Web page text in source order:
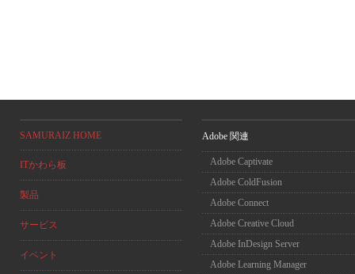
SAMURAIZ HOME
ITかわら板
製品
サービス
イベント
Adobe 関連
Adobe Captivate
Adobe ColdFusion
Adobe Connect
Adobe Creative Cloud
Adobe InDesign Server
Adobe Learning Manager